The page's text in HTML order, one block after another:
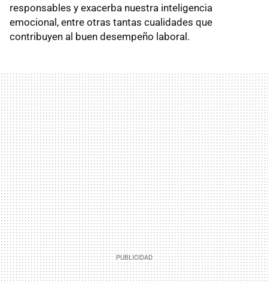
responsables y exacerba nuestra inteligencia
emocional, entre otras tantas cualidades que
contribuyen al buen desempeño laboral.